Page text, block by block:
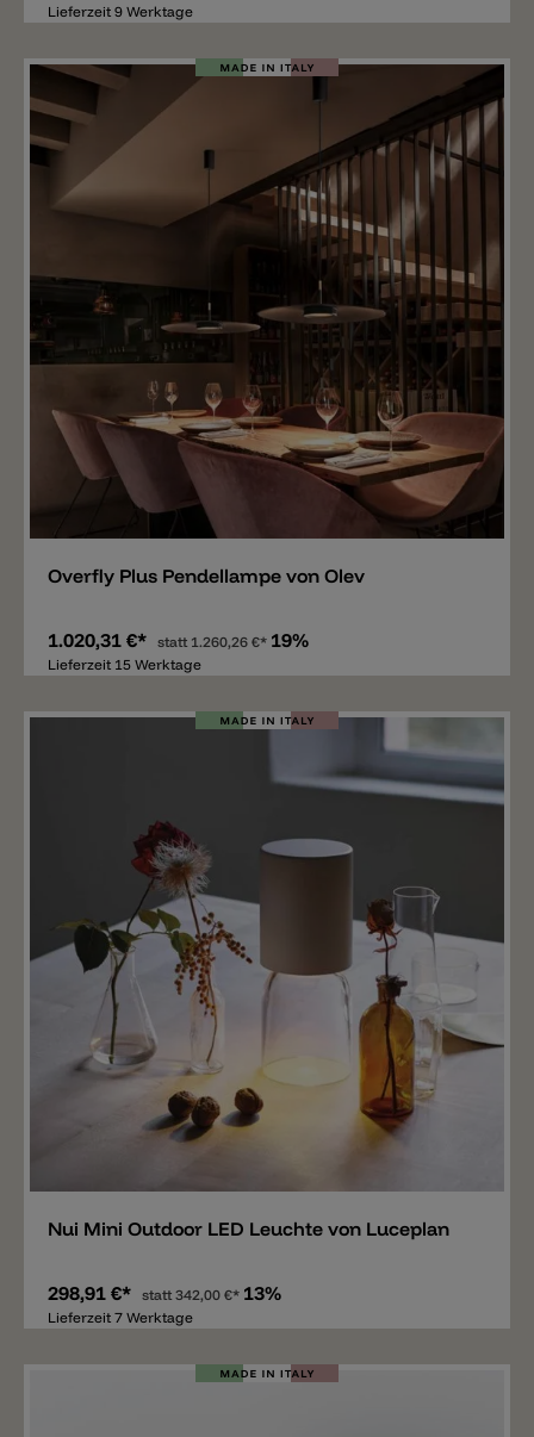
Lieferzeit 9 Werktage
Merken
Overfly Plus Pendellampe von Olev
1.020,31 €* statt 1.260,26 €* 19%
Lieferzeit 15 Werktage
Nui Mini Outdoor LED Leuchte von Luceplan
298,91 €* statt342,00 €* 13%
Lieferzeit 7 Werktage